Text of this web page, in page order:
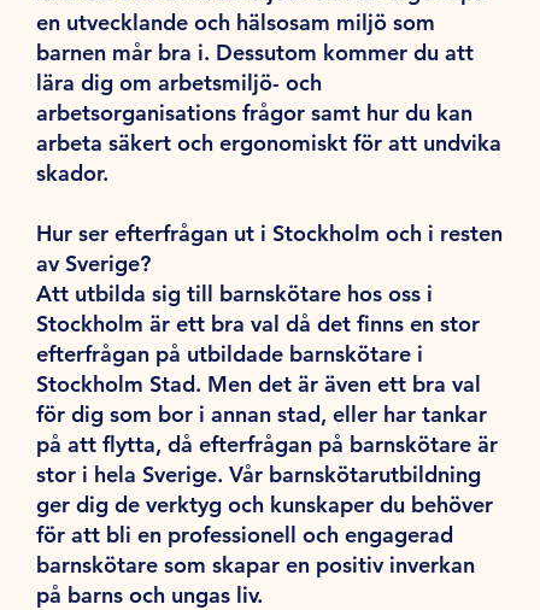
en utvecklande och hälsosam miljö som
barnen mår bra i. Dessutom kommer du att
lära dig om arbetsmiljö- och
arbetsorganisations frågor samt hur du kan
arbeta säkert och ergonomiskt för att undvika
skador.
Hur ser efterfrågan ut i Stockholm och i resten
av Sverige?
Att utbilda sig till barnskötare hos oss i
Stockholm är ett bra val då det finns en stor
efterfrågan på utbildade barnskötare i
Stockholm Stad. Men det är även ett bra val
för dig som bor i annan stad, eller har tankar
på att flytta, då efterfrågan på barnskötare är
stor i hela Sverige. Vår barnskötarutbildning
ger dig de verktyg och kunskaper du behöver
för att bli en professionell och engagerad
barnskötare som skapar en positiv inverkan
på barns och ungas liv.